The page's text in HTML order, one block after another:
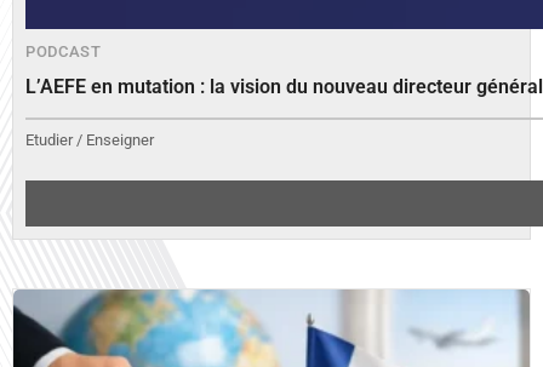
PODCAST
L’AEFE en mutation : la vision du nouveau directeur
Etudier / Enseigner